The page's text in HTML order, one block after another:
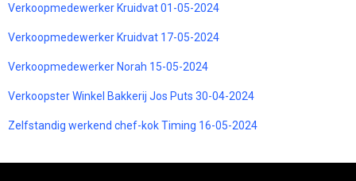
Verkoopmedewerker Kruidvat 01-05-2024
Verkoopmedewerker Kruidvat 17-05-2024
Verkoopmedewerker Norah 15-05-2024
Verkoopster Winkel Bakkerij Jos Puts 30-04-2024
Zelfstandig werkend chef-kok Timing 16-05-2024